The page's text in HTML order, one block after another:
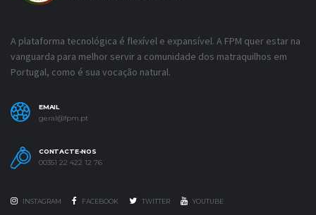
A plataforma tecnológica é flexível e expansível. A FPM quer estar na
vanguarda para melhor servir a comunidade dos matraquilhos em
Portugal, como é sua vocação natural.
EMAIL
geral@fpm.pt
CONTACTE-NOS
00351 22 422 12 76
INSTAGRAM FACEBOOK TWITTER YOUTUBE